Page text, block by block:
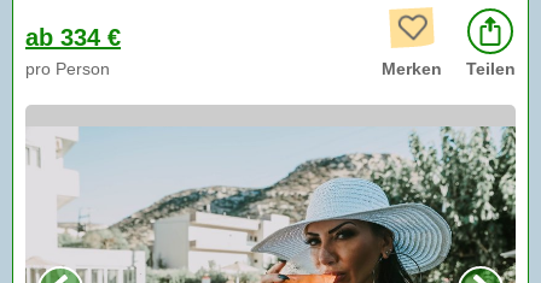
ab 334 €
pro Person Merken Teilen